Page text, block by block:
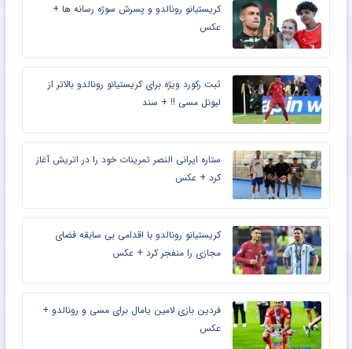
کریستیانو رونالدو و پسرش سوژه رسانه ها +
عکس
ثبت رکورد ویژه برای کریستیانو رونالدو بالاتر از
لیونل مسی !! + سند
ستاره ایرانی النصر تمرینات خود را در اتریش آغاز
کرد + عکس
کریستیانو رونالدو با اقدامی بی سابقه فضای
مجازی را منفجر کرد + عکس
فردین بازی لامین یامال برای مسی و رونالدو +
عکس